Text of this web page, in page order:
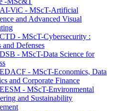
ViC - MScT-Artificial
and Advanced Visual
- MScT-Cybersecurity :
and Defenses
- MScT-Data Science for
- MScT-Economics, Data
and Corporate Finance
- MScT-Environmental
and Sustainability